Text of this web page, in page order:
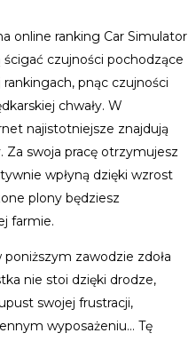
czujności pochodzące
pnąc czujności
chwały. W
najistotniejsze znajdują
Za swoja pracę otrzymujesz
wpłyną dzięki wzrost
plony będziesz
farmie.
zawodzie zdoła
nie stoi dzięki drodze,
swojej frustracji,
wyposażeniu… Tę